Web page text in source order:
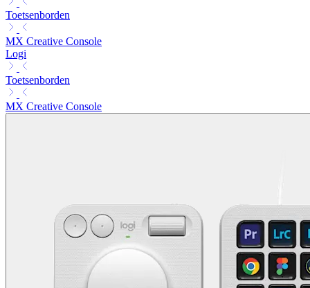
Toetsenborden
MX Creative Console
Logi
Toetsenborden
MX Creative Console